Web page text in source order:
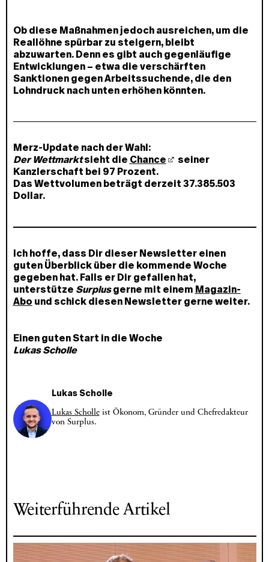
Ob diese Maßnahmen jedoch ausreichen, um die
Reallöhne spürbar zu steigern, bleibt
abzuwarten. Denn es gibt auch gegenläufige
Entwicklungen – etwa die verschärften
Sanktionen gegen Arbeitssuchende, die den
Lohndruck nach unten erhöhen könnten.
Merz-Update nach der Wahl:
Der Wettmarktsieht die Chance
seiner
Kanzlerschaft bei 97 Prozent.
Das Wettvolumen beträgt derzeit 37.385.503
Dollar.
Ich hoffe, dass Dir dieser Newsletter einen
guten Überblick über die kommende Woche
gegeben hat. Falls er Dir gefallen hat,
unterstütze Surplusgerne mit einem Magazin-
Abo und schick diesen Newsletter gerne weiter.
Einen guten Start in die Woche
Lukas Scholle
Lukas Scholle
Lukas Scholleist Ökonom, Gründer und Chefredakteur
von Surplus.
Weiterführende Artikel